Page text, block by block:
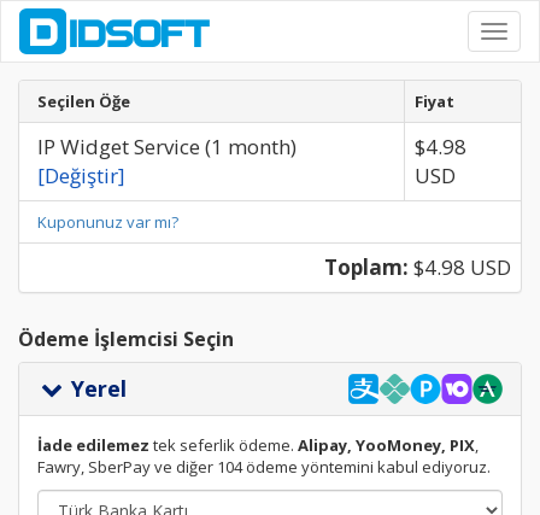
Seçilen Öğe Fiyat
IP Widget Service (1 month)
[Değiştir]
$4.98
USD
Kuponunuz var mı?
Toplam: $4.98 USD
Ödeme İşlemcisi Seçin
Yerel
İade edilemez tek seferlik ödeme. Alipay, YooMoney, PIX,
Fawry, SberPay ve diğer 104 ödeme yöntemini kabul ediyoruz.